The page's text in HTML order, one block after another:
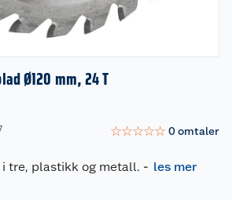
Ø120 mm, 24 T
☆☆☆☆☆ 0omtaler
tre, plastikk og metall. - les mer